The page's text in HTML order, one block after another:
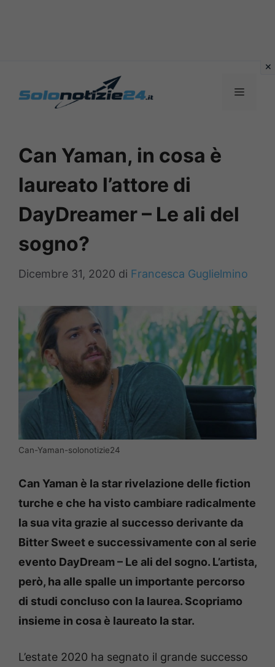
MENU
Can Yaman, in cosa è
laureato l’attore di
DayDreamer – Le ali del
sogno?
Dicembre 31, 2020 di Francesca Guglielmino
Can-Yaman-solonotizie24
Can Yaman è la star rivelazione delle fiction
turche e che ha visto cambiare radicalmente
la sua vita grazie al successo derivante da
Bitter Sweet e successivamente con al serie
evento DayDream – Le ali del sogno. L’artista,
però, ha alle spalle un importante percorso
di studi concluso con la laurea. Scopriamo
insieme in cosa è laureato la star.
L’estate 2020 ha segnato il grande successo